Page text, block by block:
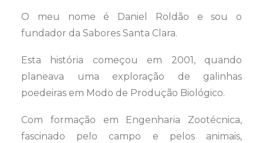
O meu nome é Daniel Roldão e sou o
fundador da Sabores Santa Clara.
Esta história começou em 2001, quando
planeava uma exploração de galinhas
poedeiras em Modo de Produção Biológico.
Com formação em Engenharia Zootécnica,
fascinado pelo campo e pelos animais,